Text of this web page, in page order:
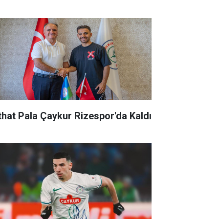
Pala Çaykur Rizespor'da Kaldı